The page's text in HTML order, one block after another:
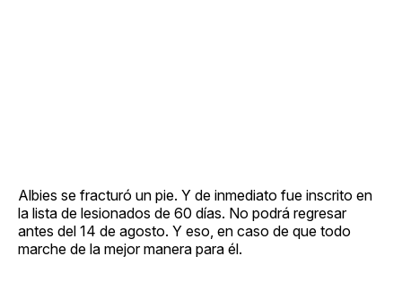
Albies se fracturó un pie. Y de inmediato fue inscrito en
la lista de lesionados de 60 días. No podrá regresar
antes del 14 de agosto. Y eso, en caso de que todo
marche de la mejor manera para él.